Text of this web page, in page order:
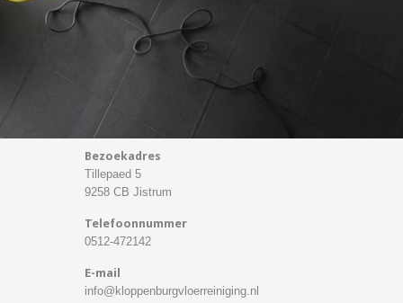
Bezoekadres
Tillepaed 5
9258 CB Jistrum
Telefoonnummer
0512-472142
E-mail
info@kloppenburgvloerreiniging.nl